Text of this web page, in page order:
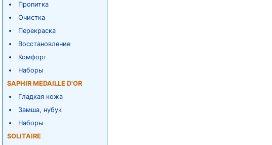
Пропитка
Очистка
Перекраска
Восстановление
Комфорт
Наборы
SAPHIR MEDAILLE D'OR
Гладкая кожа
Замша, нубук
Наборы
SOLITAIRE